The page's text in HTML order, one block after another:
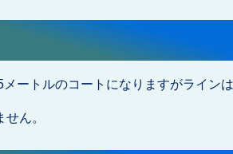
ートルのコートになりますがラインは
ん。